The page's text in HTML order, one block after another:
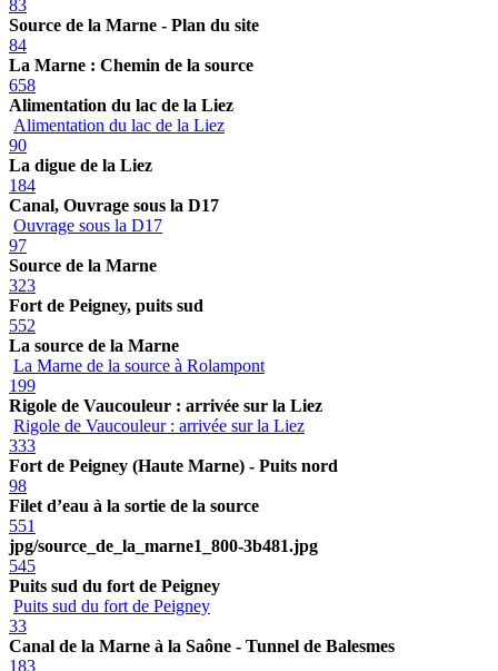
83
Source de la Marne - Plan du site
84
La Marne : Chemin de la source
658
Alimentation du lac de la Liez
Alimentation du lac de la Liez
90
La digue de la Liez
184
Canal, Ouvrage sous la D17
Ouvrage sous la D17
97
Source de la Marne
323
Fort de Peigney, puits sud
552
La source de la Marne
La Marne de la source à Rolampont
199
Rigole de Vaucouleur : arrivée sur la Liez
Rigole de Vaucouleur : arrivée sur la Liez
333
Fort de Peigney (Haute Marne) - Puits nord
98
Filet d’eau à la sortie de la source
551
jpg/source_de_la_marne1_800-3b481.jpg
545
Puits sud du fort de Peigney
Puits sud du fort de Peigney
33
Canal de la Marne à la Saône - Tunnel de Balesmes
183